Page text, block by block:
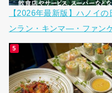
【2026年最新版】ハノイ
ンラン・キンマ―・ファン